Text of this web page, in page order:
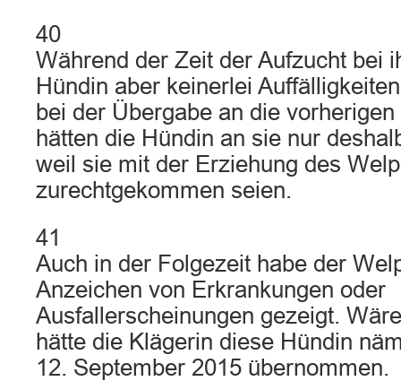
40
Während der Zeit der Aufzucht bei
Hündin aber keinerlei
bei der Übergabe an die
hätten die Hündin an sie nur
weil sie mit der Erziehung des
zurechtgekommen seien.
41
Auch in der Folgezeit habe der
Anzeichen von Erkrankungen oder
Ausfallerscheinungen gezeigt.
hätte die Klägerin diese Hündin
12. September 2015 übernommen.